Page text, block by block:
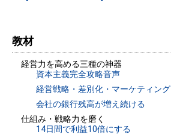
教材
経営力を高める三種の神器
資本主義完全攻略音声
経営戦略・差別化・マーケティング
会社の銀行残高が増え続ける
仕組み・戦略力を磨く
14日間で利益10倍にする